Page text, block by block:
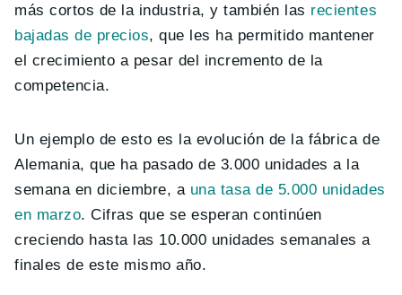
más cortos de la industria, y también las recientes
bajadas de precios, que les ha permitido mantener
el crecimiento a pesar del incremento de la
competencia.
Un ejemplo de esto es la evolución de la fábrica de
Alemania, que ha pasado de 3.000 unidades a la
semana en diciembre, auna tasa de 5.000 unidades
en marzo. Cifras que se esperan continúen
creciendo hasta las 10.000 unidades semanales a
finales de este mismo año.